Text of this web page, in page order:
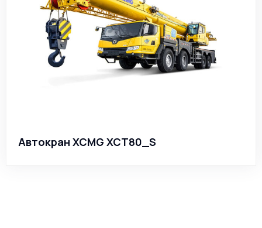
Автокран XCMG XCT80_S